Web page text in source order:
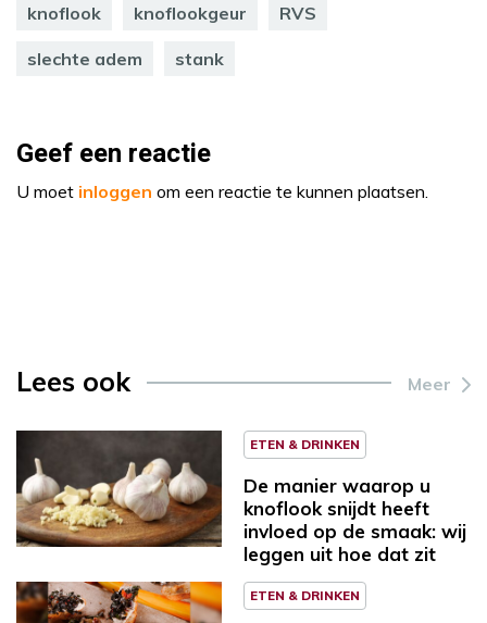
knoflook knoflookgeur RVS
slechte adem stank
Geef een reactie
U moet inloggen om een reactie te kunnen plaatsen.
Lees ook Meer
ETEN & DRINKEN
De manier waarop u
knoflook snijdt heeft
invloed op de smaak: wij
leggen uit hoe dat zit
ETEN & DRINKEN